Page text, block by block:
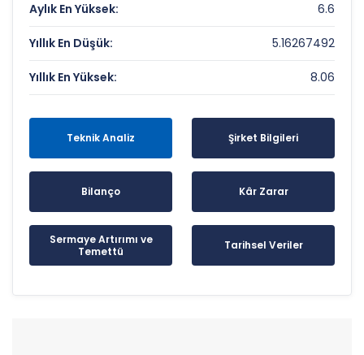
Aylık En Yüksek: 6.6
Yıllık En Düşük: 5.16267492
Yıllık En Yüksek: 8.06
Teknik Analiz Şirket Bilgileri
Bilanço Kâr Zarar
Sermaye Artırımı ve
Temettü
Tarihsel Veriler